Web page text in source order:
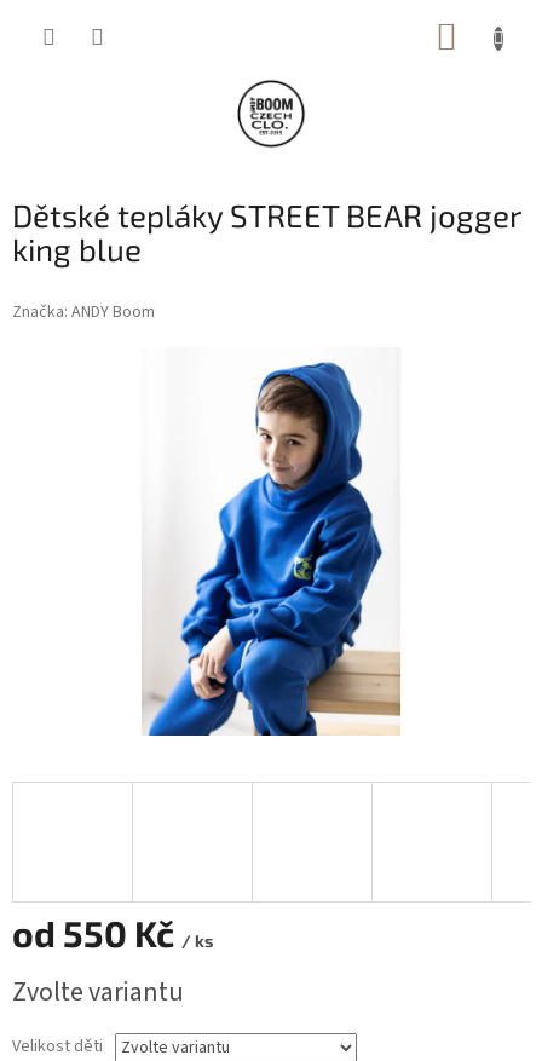
Dětské tepláky STREET BEAR jogger
king blue
Značka: ANDY Boom
od 550 Kč / ks
cena:
Zvolte variantu
Velikost děti